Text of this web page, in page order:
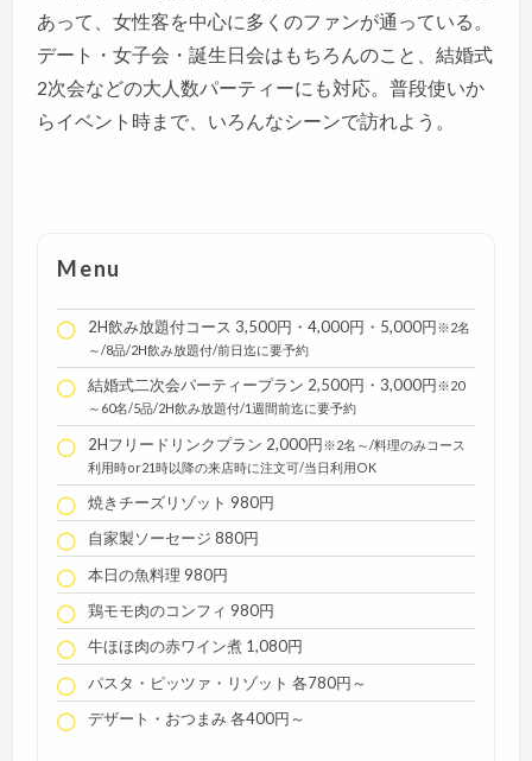
あって、女性客を中心に多くのファンが通っている。
デート・女子会・誕生日会はもちろんのこと、結婚式
2次会などの大人数パーティーにも対応。普段使いか
らイベント時まで、いろんなシーンで訪れよう。
Menu
2H飲み放題付コース 3,500円・4,000円・5,000円※2名
～/8品/2H飲み放題付/前日迄に要予約
結婚式二次会パーティープラン 2,500円・3,000円※20
～60名/5品/2H飲み放題付/1週間前迄に要予約
2Hフリードリンクプラン 2,000円※2名～/料理のみコース
利用時or21時以降の来店時に注文可/当日利用OK
焼きチーズリゾット 980円
自家製ソーセージ 880円
本日の魚料理 980円
鶏モモ肉のコンフィ 980円
牛ほほ肉の赤ワイン煮 1,080円
パスタ・ピッツァ・リゾット 各780円～
デザート・おつまみ 各400円～